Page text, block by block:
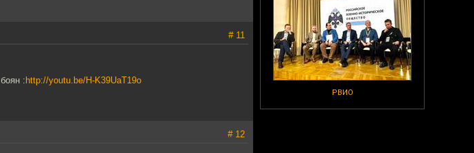
РВИО
# 11
: http://youtu.be/H-K39UaT19o
# 12